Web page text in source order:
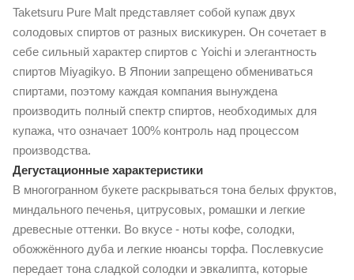
Taketsuru Pure Malt представляет собой купаж двух
солодовых спиртов от разных вискикурен. Он сочетает в
себе сильный характер спиртов с Yoichi и элегантность
спиртов Miyagikyo. В Японии запрещено обмениваться
спиртами, поэтому каждая компания вынуждена
производить полный спектр спиртов, необходимых для
купажа, что означает 100% контроль над процессом
производства.
Дегустационные характеристики
В многогранном букете раскрываться тона белых фруктов,
миндального печенья, цитрусовых, ромашки и легкие
древесные оттенки. Во вкусе - ноты кофе, солодки,
обожжённого дуба и легкие нюансы торфа. Послевкусие
передает тона сладкой солодки и эвкалипта, которые